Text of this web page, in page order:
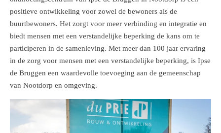
positieve ontwikkeling voor zowel de bewoners als de
buurtbewoners. Het zorgt voor meer verbinding en integratie en
biedt mensen met een verstandelijke beperking de kans om te
participeren in de samenleving. Met meer dan 100 jaar ervaring
in de zorg voor mensen met een verstandelijke beperking, is Ipse
de Bruggen een waardevolle toevoeging aan de gemeenschap
van Nootdorp en omgeving.